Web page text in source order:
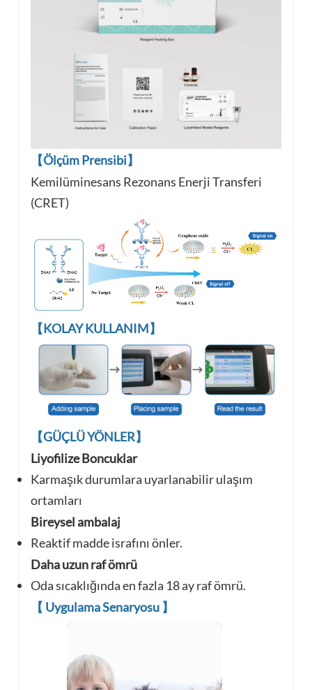
【Ölçüm Prensibi】
Kemilüminesans Rezonans Enerji Transferi
(CRET)
【KOLAY KULLANIM】
【GÜÇLÜ YÖNLER】
Liyofilize Boncuklar
Karmaşık durumlara uyarlanabilirulaşım
ortamları
Bireysel ambalaj
Reaktif madde israfını önler.
Daha uzun raf ömrü
Oda sıcaklığında en fazla 18 ay raf ömrü.
【 Uygulama Senaryosu 】